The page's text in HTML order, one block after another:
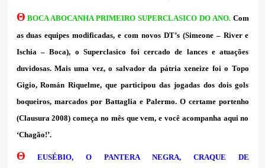
Θ BOCA ABOCANHA PRIMEIRO SUPERCLASICO DO ANO. Com
as duas equipes modificadas, e com novos DT’s (Simeone – River e
Ischia – Boca), o Superclasico foi cercado de lances e atuações
duvidosas. Mais uma vez, o salvador da pátria xeneize foi o Topo
Gigio, Román Riquelme, que participou das jogadas dos dois gols
boqueiros, marcados por Battaglia e Palermo. O certame portenho
(Clausura 2008) começa no mês que vem, e você acompanha aqui no
‘Chagão!’.
Θ
EUSÉBIO, O PANTERA NEGRA, CRAQUE DE